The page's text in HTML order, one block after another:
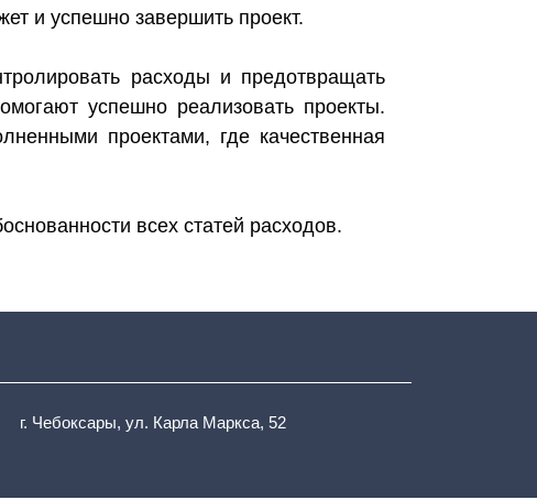
и успешно завершить проект.
расходы и предотвращать
успешно реализовать проекты.
проектами, где качественная
всех статей расходов.
г. Чебоксары, ул. Карла Маркса, 52